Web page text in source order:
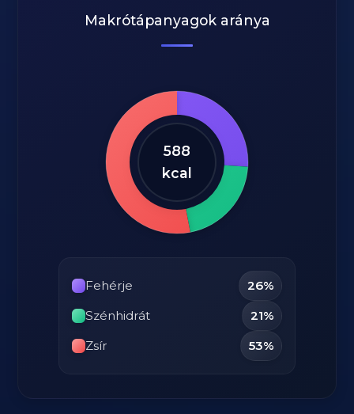
Makrótápanyagok aránya
588
kcal
Fehérje
26%
Szénhidrát
21%
Zsír
53%